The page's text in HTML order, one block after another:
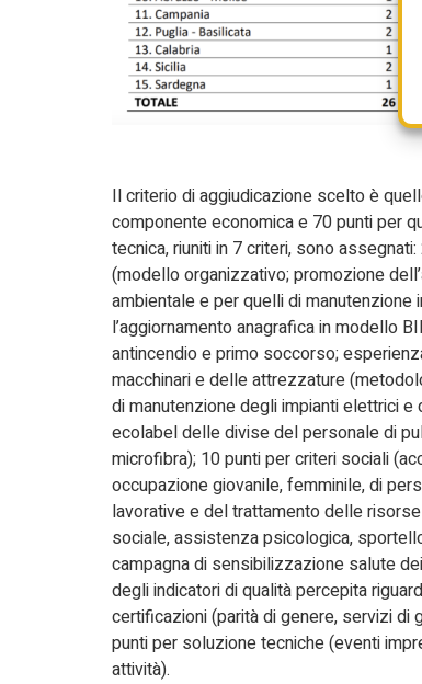
Il criterio di aggiudicazione scelto è
componente economica e 70 punti per
tecnica, riuniti in 7 criteri, sono
(modello organizzativo; promozione
ambientale e per quelli di
l’aggiornamento anagrafica in modello
antincendio e primo soccorso;
macchinari e delle attrezzature
di manutenzione degli impianti elettrici
ecolabel delle divise del personale di
microfibra); 10 punti per criteri sociali
occupazione giovanile, femminile, di
lavorative e del trattamento delle
sociale, assistenza psicologica,
campagna di sensibilizzazione salute
degli indicatori di qualità percepita
certificazioni (parità di genere, servizi
punti per soluzione tecniche (eventi
attività).